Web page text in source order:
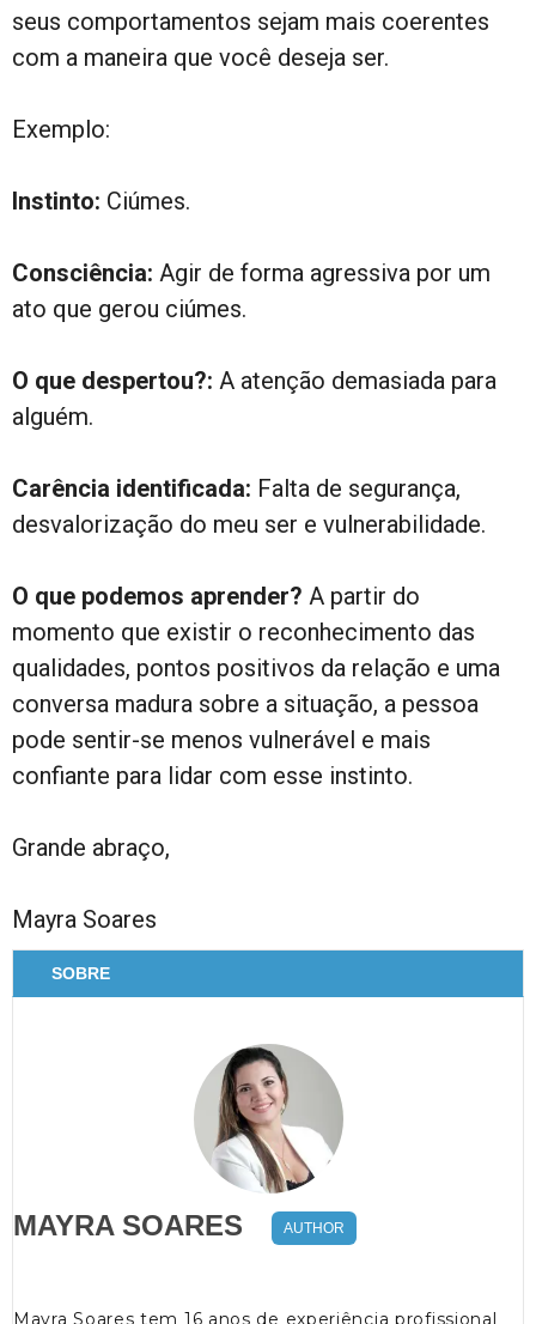
seus comportamentos sejam mais coerentes
com a maneira que você deseja ser.
Exemplo:
Instinto: Ciúmes.
Consciência: Agir de forma agressiva por um
ato que gerou ciúmes.
O que despertou?: A atenção demasiada para
alguém.
Carência identificada: Falta de segurança,
desvalorização do meu ser e vulnerabilidade.
O que podemos aprender? A partir do
momento que existir o reconhecimento das
qualidades, pontos positivos da relação e uma
conversa madura sobre a situação, a pessoa
pode sentir-se menos vulnerável e mais
confiante para lidar com esse instinto.
Grande abraço,
Mayra Soares
SOBRE
MAYRA SOARES AUTHOR
Mayra Soares tem 16 anos de experiência profissional